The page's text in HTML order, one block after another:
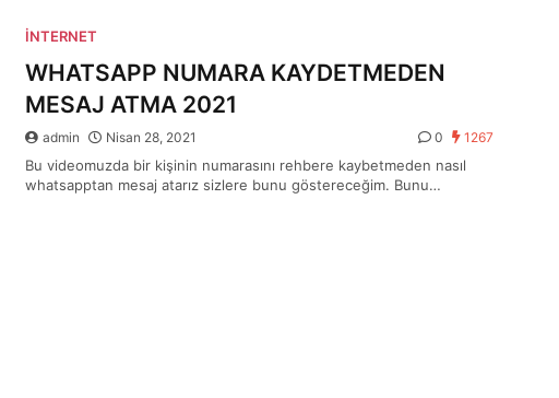
İNTERNET
WHATSAPP NUMARA KAYDETMEDEN
MESAJ ATMA 2021
admin Nisan 28, 2021 0 1267
Bu videomuzda bir kişinin numarasını rehbere kaybetmeden nasıl
whatsapptan mesaj atarız sizlere bunu göstereceğim. Bunu…